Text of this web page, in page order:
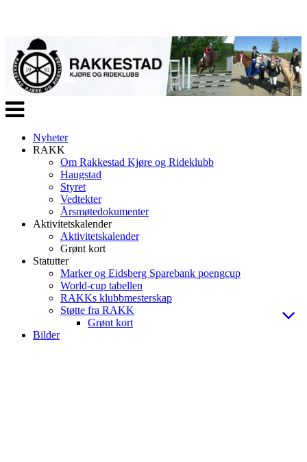
Veksle
navigasjon
Nyheter
RAKK
Om Rakkestad Kjøre og Rideklubb
Haugstad
Styret
Vedtekter
Årsmøtedokumenter
Aktivitetskalender
Aktivitetskalender
Grønt kort
Statutter
Marker og Eidsberg Sparebank poengcup
World-cup tabellen
RAKKs klubbmesterskap
Støtte fra RAKK
Grønt kort
Bilder